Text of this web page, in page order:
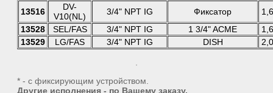
13516
DV-
V10(NL)
3/4" NPT IG Фиксатор
1,6
13528
SEL/FAS 3/4" NPT IG 1 3/4" ACME
1,6
13529
LG/FAS 3/4" NPT IG DISH 2,0
* - с фиксирующим устройством.
Другие исполнения - по Вашему заказу.